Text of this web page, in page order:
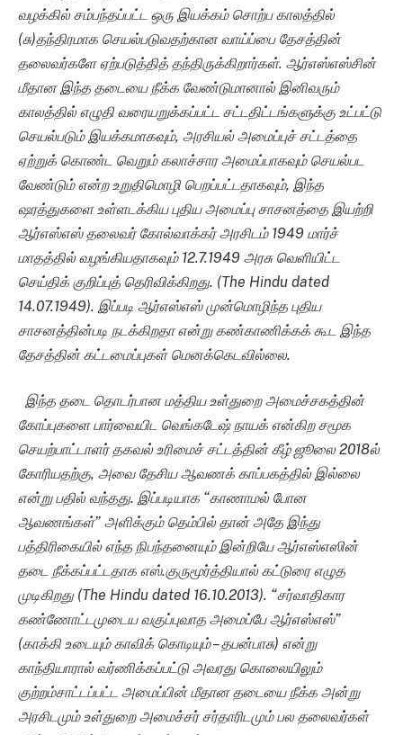
வழக்கில் சம்பந்தப்பட்ட ஒரு இயக்கம் சொற்ப காலத்தில்
(சு)தந்திரமாக செயல்படுவதற்கான வாய்ப்பை தேசத்தின்
தலைவர்களே ஏற்படுத்தித் தந்திருக்கிறார்கள். ஆர்எஸ்எஸ்சின்
மீதான இந்த தடையை நீக்க வேண்டுமானால் இனிவரும்
காலத்தில் எழுதி வரையறுக்கப்பட்ட சட்டதிட்டங்களுக்கு உட்பட்டு
செயல்படும் இயக்கமாகவும், அரசியல் அமைப்புச் சட்டத்தை
ஏற்றுக் கொண்ட வெறும் கலாச்சார அமைப்பாகவும் செயல்பட
வேண்டும் என்ற உறுதிமொழி பெறப்பட்டதாகவும், இந்த
ஷரத்துகளை உள்ளடக்கிய புதிய அமைப்பு சாசனத்தை இயற்றி
ஆர்எஸ்எஸ் தலைவர் கோல்வாக்கர் அரசிடம் 1949 மார்ச்
மாதத்தில் வழங்கியதாகவும் 12.7.1949 அரசு வெளியிட்ட
செய்திக் குறிப்புத் தெரிவிக்கிறது. (The Hindu dated
14.07.1949). இப்படி ஆர்எஸ்எஸ் முன்மொழிந்த புதிய
சாசனத்தின்படி நடக்கிறதா என்று கண்காணிக்கக் கூட இந்த
தேசத்தின் கட்டமைப்புகள் மெனக்கெடவில்லை.
இந்த தடை தொடர்பான மத்திய உள்துறை அமைச்சகத்தின்
கோப்புகளை பார்வையிட வெங்கடேஷ் நாயக் என்கிற சமூக
செயற்பாட்டாளர் தகவல் உரிமைச் சட்டத்தின் கீழ் ஜூலை 2018ல்
கோரியதற்கு, அவை தேசிய ஆவணக் காப்பகத்தில் இல்லை
என்று பதில் வந்தது. இப்படியாக “காணாமல் போன
ஆவணங்கள்” அளிக்கும் தெம்பில் தான் அதே இந்து
பத்திரிகையில் எந்த நிபந்தனையும் இன்றியே ஆர்எஸ்எஸின்
தடை நீக்கப்பட்டதாக எஸ்.குருமூர்த்தியால் கட்டுரை எழுத
முடிகிறது (The Hindu dated 16.10.2013). “சர்வாதிகார
கண்ணோட்டமுடைய வகுப்புவாத அமைப்பே ஆர்எஸ்எஸ்”
(காக்கி உடையும் காவிக் கொடியும் – தபன்பாசு) என்று
காந்தியாரால் வர்ணிக்கப்பட்டு அவரது கொலையிலும்
குற்றம்சாட்டப்பட்ட அமைப்பின் மீதான தடையை நீக்க அன்று
அரசிடமும் உள்துறை அமைச்சர் சர்தாரிடமும் பல தலைவர்கள்